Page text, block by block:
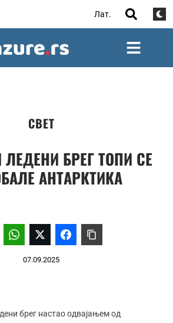
Лат.
СВЕТ
БРЕГ ТОПИ СЕ
АНТАРКТИКА
07.09.2025
брег настао одвајањем од